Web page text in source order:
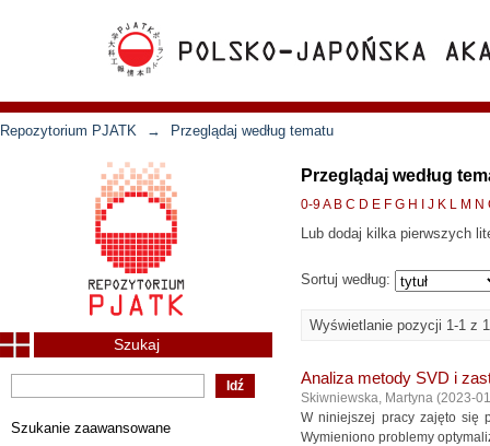
Repozytorium PJATK → Przeglądaj według tematu
Przeglądaj według
0-9A B C D E F G H J K L M N
Lub dodaj kilka pierwszych
Sortuj według:
Wyświetlanie pozycji 1-1 z 1
Analiza metody SVD i
Skiwniewska, Martyna (2023-
W niniejszej pracy zajęto się
Wymieniono problemy
Szukaj
Szukanie zaawansowane